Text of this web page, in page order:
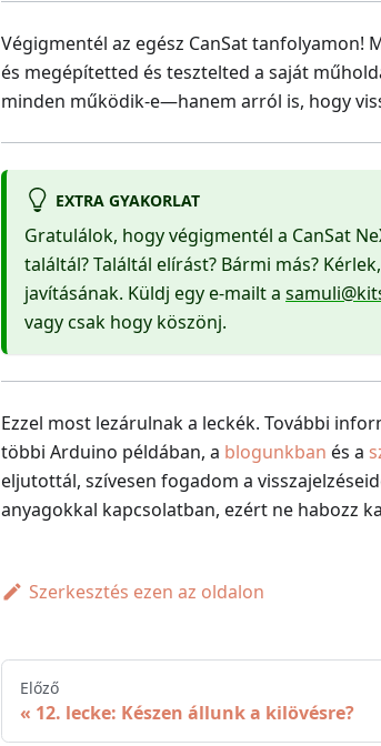
Végigmentél az egész CanSat
és megépítetted és tesztelted a saját
minden működik-e—hanem arról is, hogy
EXTRA GYAKORLAT
Gratulálok, hogy végigmentél a CanSat
találtál? Találtál elírást? Bármi más?
javításának. Küldj egy e-mailt a
vagy csak hogy köszönj.
Ezzel most lezárulnak a leckék. További
többi Arduino példában, a blogunkban és a
eljutottál, szívesen fogadom a
anyagokkal kapcsolatban, ezért ne habozz
Szerkesztés ezen az oldalon
Előző
12. lecke: Készen állunk a kilövésre?